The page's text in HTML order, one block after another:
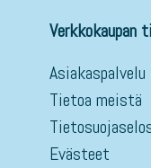
Verkkokaupan
Asiakaspalvelu
Tietoa meistä
Evästeet